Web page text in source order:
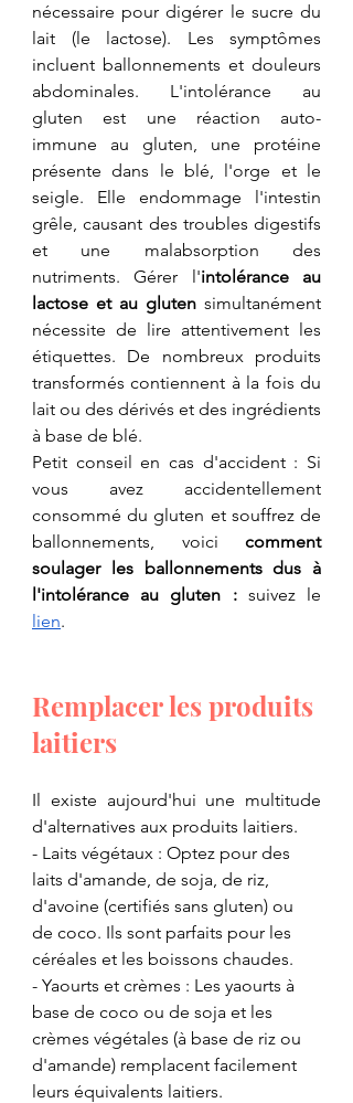
nécessaire pour digérer le sucre du
lait (le lactose). Les symptômes
incluent ballonnements et douleurs
abdominales. L'intolérance au
gluten est une réaction auto-
immune au gluten, une protéine
présente dans le blé, l'orge et le
seigle. Elle endommage l'intestin
grêle, causant des troubles digestifs
et une malabsorption des
nutriments. Gérer l'intolérance au
lactose et au gluten simultanément
nécessite de lire attentivement les
étiquettes. De nombreux produits
transformés contiennent à la fois du
lait ou des dérivés et des ingrédients
à base de blé.
Petit conseil en cas d'accident : Si
vous avez accidentellement
consommé du gluten et souffrez de
ballonnements, voici comment
soulager les ballonnements dus à
l'intolérance au gluten :
lien.
​Remplacer les produits
laitiers
​Il existe aujourd'hui une multitude
d'alternatives aux produits laitiers.
​- Laits végétaux : Optez pour des
laits d'amande, de soja, de riz,
d'avoine (certifiés sans gluten) ou
de coco. Ils sont parfaits pour les
céréales et les boissons chaudes.
- ​Yaourts et crèmes : Les yaourts à
base de coco ou de soja et les
crèmes végétales (à base de riz ou
d'amande) remplacent facilement
leurs équivalents laitiers.